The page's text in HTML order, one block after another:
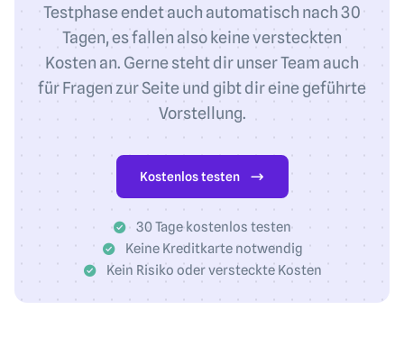
Testphase endet auch automatisch nach 30
Tagen, es fallen also keine versteckten
Kosten an. Gerne steht dir unser Team auch
für Fragen zur Seite und gibt dir eine geführte
Vorstellung.
Kostenlos testen
30 Tage kostenlos testen
Keine Kreditkarte notwendig
Kein Risiko oder versteckte Kosten